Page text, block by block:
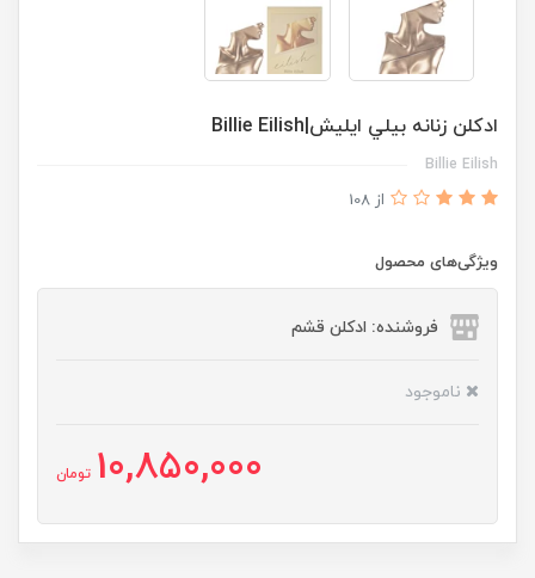
ادكلن زنانه بيلي ايليش|Billie Eilish
Billie Eilish
از 108
ویژگی‌های محصول
فروشنده: ادکلن قشم
ناموجود
10,850,000 تومان